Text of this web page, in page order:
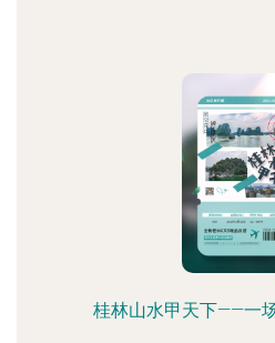
桂林山水甲天下——一